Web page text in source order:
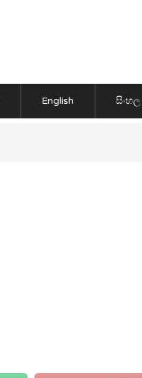
English සිංහල